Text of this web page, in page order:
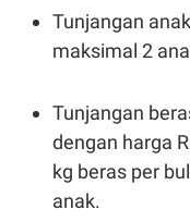
Tunjangan
maksimal 2
Tunjangan
dengan harga
kg beras per
anak.